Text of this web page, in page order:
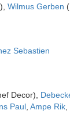
Wilmus Gerben
Sebastien
Decor),
Paul Ampe Rik